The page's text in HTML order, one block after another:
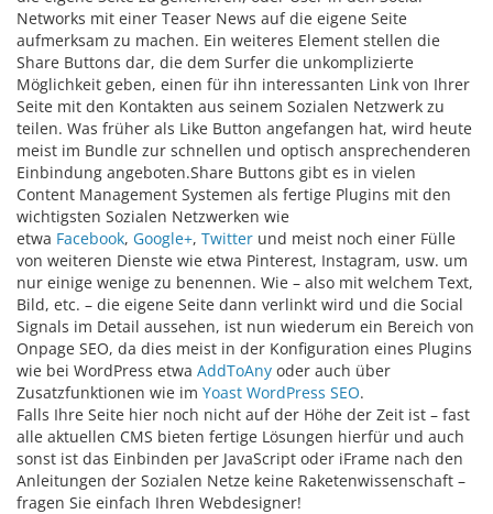
Networks mit einer Teaser News auf die eigene Seite
aufmerksam zu machen. Ein weiteres Element stellen die
Share Buttons dar, die dem Surfer die unkomplizierte
Möglichkeit geben, einen für ihn interessanten Link von Ihrer
Seite mit den Kontakten aus seinem Sozialen Netzwerk zu
teilen. Was früher als Like Button angefangen hat, wird heute
meist im Bundle zur schnellen und optisch ansprechenderen
Einbindung angeboten.Share Buttons gibt es in vielen
Content Management Systemen als fertige Plugins mit den
wichtigsten Sozialen Netzwerken wie
etwa Facebook, Google+, Twitter und meist noch einer Fülle
von weiteren Dienste wie etwa Pinterest, Instagram, usw. um
nur einige wenige zu benennen. Wie – also mit welchem Text,
Bild, etc. – die eigene Seite dann verlinkt wird und die Social
Signals im Detail aussehen, ist nun wiederum ein Bereich von
Onpage SEO, da dies meist in der Konfiguration eines Plugins
wie bei WordPress etwa AddToAny oder auch über
Zusatzfunktionen wie im Yoast WordPress SEO.
Falls Ihre Seite hier noch nicht auf der Höhe der Zeit ist – fast
alle aktuellen CMS bieten fertige Lösungen hierfür und auch
sonst ist das Einbinden per JavaScript oder iFrame nach den
Anleitungen der Sozialen Netze keine Raketenwissenschaft –
fragen Sie einfach Ihren Webdesigner!